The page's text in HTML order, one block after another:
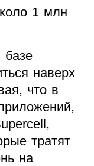
1 млн
базе
наверх
что в
тратят
на